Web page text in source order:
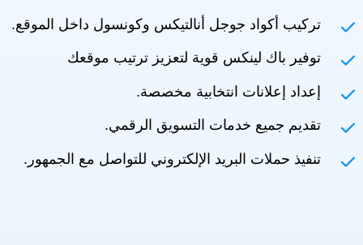
تركيب أكواد جوجل أنالتيكس وكونسول داخل الموقع.
توفير باك لينكس قوية لتعزيز ترتيب موقعك
إعداد إعلانات انتخابية مخصصة.
تقديم جميع خدمات التسويق الرقمي.
تنفيذ حملات البريد الإلكتروني للتواصل مع الجمهور.